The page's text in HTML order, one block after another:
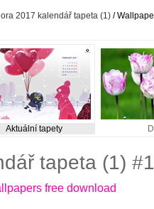
2017 kalendář tapeta (1) /
Aktuální tapety
tapeta (1)
free download